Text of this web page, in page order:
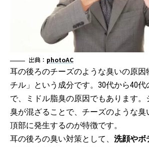
出典： photoAC
耳の後ろのチーズのような臭いの原因
チル」という成分です。30代から40
で、ミドル脂臭の原因でもあります
臭が混ざることで、チーズのような臭
頂部に発生するのが特徴です。
耳の後ろの臭い対策として、 洗顔やボ